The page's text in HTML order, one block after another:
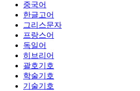
중국어
한글고어
그리스문자
프랑스어
독일어
히브리어
괄호기호
학술기호
기술기호